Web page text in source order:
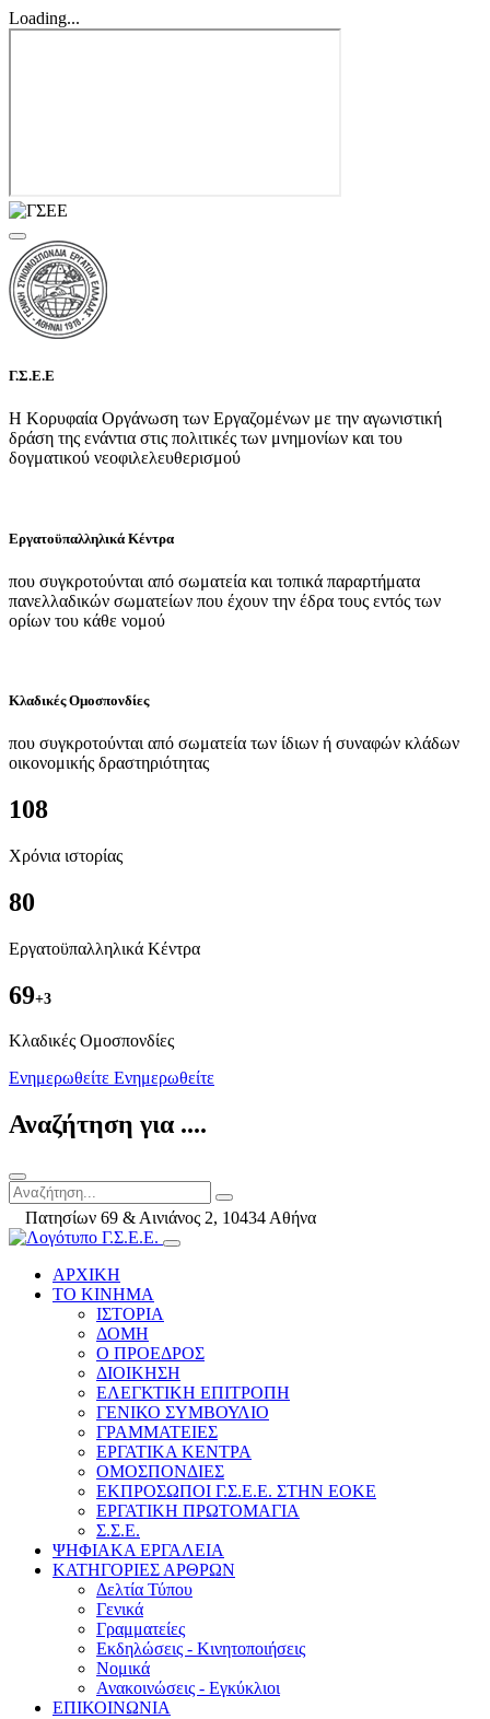
Loading...
Γ.Σ.Ε.Ε
Η Κορυφαία Οργάνωση των Εργαζομένων με την αγωνιστική
δράση της ενάντια στις πολιτικές των μνημονίων και του
δογματικού νεοφιλελευθερισμού
Εργατοϋπαλληλικά Κέντρα
που συγκροτούνται από σωματεία και τοπικά παραρτήματα
πανελλαδικών σωματείων που έχουν την έδρα τους εντός των
ορίων του κάθε νομού
Κλαδικές Ομοσπονδίες
που συγκροτούνται από σωματεία των ίδιων ή συναφών κλάδων
οικονομικής δραστηριότητας
108
Χρόνια ιστορίας
80
Εργατοϋπαλληλικά Κέντρα
69+3
Kλαδικές Ομοσπονδίες
Ενημερωθείτε Ενημερωθείτε
Αναζήτηση για ....
Πατησίων 69 & Αινιάνος 2, 10434 Αθήνα
ΑΡΧΙΚΗ
ΤΟ ΚΙΝΗΜΑ
ΙΣΤΟΡΙΑ
ΔΟΜΗ
Ο ΠΡΟΕΔΡΟΣ
ΔΙΟΙΚΗΣΗ
ΕΛΕΓΚΤΙΚΗ ΕΠΙΤΡΟΠΗ
ΓΕΝΙΚΟ ΣΥΜΒΟΥΛΙΟ
ΓΡΑΜΜΑΤΕΙΕΣ
ΕΡΓΑΤΙΚΑ ΚΕΝΤΡΑ
ΟΜΟΣΠΟΝΔΙΕΣ
ΕΚΠΡΟΣΩΠΟΙ Γ.Σ.Ε.Ε. ΣΤΗΝ ΕΟΚΕ
ΕΡΓΑΤΙΚΗ ΠΡΩΤΟΜΑΓΙΑ
Σ.Σ.Ε.
ΨΗΦΙΑΚΑ ΕΡΓΑΛΕΙΑ
ΚΑΤΗΓΟΡΙΕΣ ΑΡΘΡΩΝ
Δελτία Τύπου
Γενικά
Γραμματείες
Εκδηλώσεις - Κινητοποιήσεις
Νομικά
Ανακοινώσεις - Εγκύκλιοι
ΕΠΙΚΟΙΝΩΝΙΑ